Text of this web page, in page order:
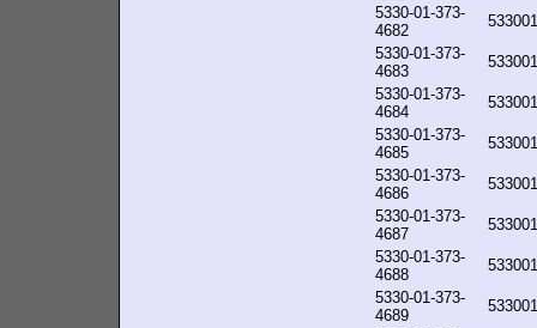
5330-01-373-
4682
5330-01-373-
4683
5330-01-373-
4684
5330-01-373-
4685
5330-01-373-
4686
5330-01-373-
4687
5330-01-373-
4688
5330-01-373-
4689